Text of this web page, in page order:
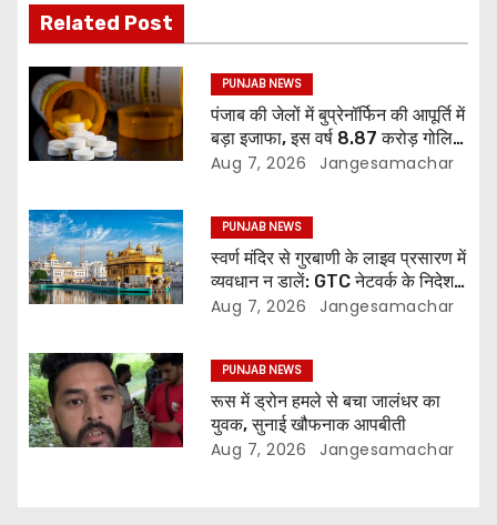
Related Post
PUNJAB NEWS
पंजाब की जेलों में बुप्रेनॉर्फिन की आपूर्ति में
बड़ा इजाफा, इस वर्ष 8.87 करोड़ गोलियां
जारी: रिपोर्ट
Aug 7, 2026 Jangesamachar
PUNJAB NEWS
स्वर्ण मंदिर से गुरबाणी के लाइव प्रसारण में
व्यवधान न डालें: GTC नेटवर्क के निदेशक
की SGPC से अपील
Aug 7, 2026 Jangesamachar
PUNJAB NEWS
रूस में ड्रोन हमले से बचा जालंधर का
युवक, सुनाई खौफनाक आपबीती
Aug 7, 2026 Jangesamachar